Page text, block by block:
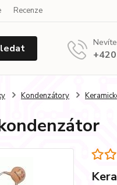
Recenze
Kondenzátory